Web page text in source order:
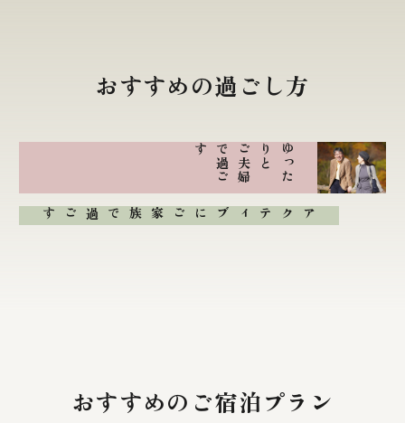
おすすめの過ごし方
ゆ
っ
た
り
と
ご
夫
婦
で
過
ご
す
アクティブに
ご家族で過ごす
おすすめのご宿泊プラン